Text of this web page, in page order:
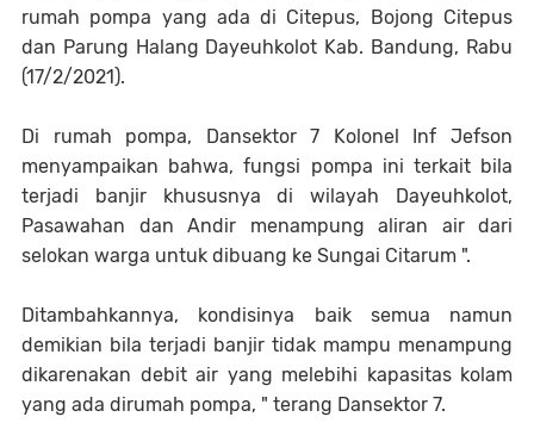
rumah pompa yang ada di Citepus, Bojong Citepus
dan Parung Halang Dayeuhkolot Kab. Bandung, Rabu
(17/2/2021).
Di rumah pompa, Dansektor 7 Kolonel Inf Jefson
menyampaikan bahwa, fungsi pompa ini terkait bila
terjadi banjir khususnya di wilayah Dayeuhkolot,
Pasawahan dan Andir menampung aliran air dari
selokan warga untuk dibuang ke Sungai Citarum ".
Ditambahkannya, kondisinya baik semua namun
demikian bila terjadi banjir tidak mampu menampung
dikarenakan debit air yang melebihi kapasitas kolam
yang ada dirumah pompa, " terang Dansektor 7.